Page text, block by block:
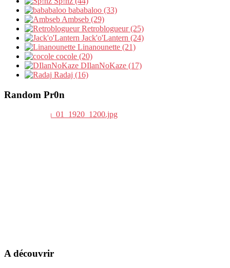
bababaloo (33)
Ambseb (29)
Retroblogueur (25)
Jack'o'Lantern (24)
Linanounette (21)
cocole (20)
DIlanNoKaze (17)
Radaj (16)
Random Pr0n
A découvrir